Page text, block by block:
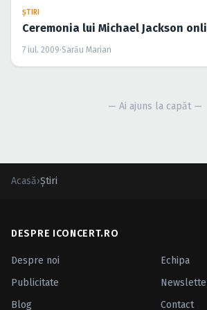
ŞTIRI
Ceremonia lui Michael Jackson
7 iul. 2009·Sarău Marian
— Ai ajuns la capăt —
Acasă›Ştiri
DESPRE ICONCERT.RO
Despre noi
Echipa
Publicitate
Blog
Contact